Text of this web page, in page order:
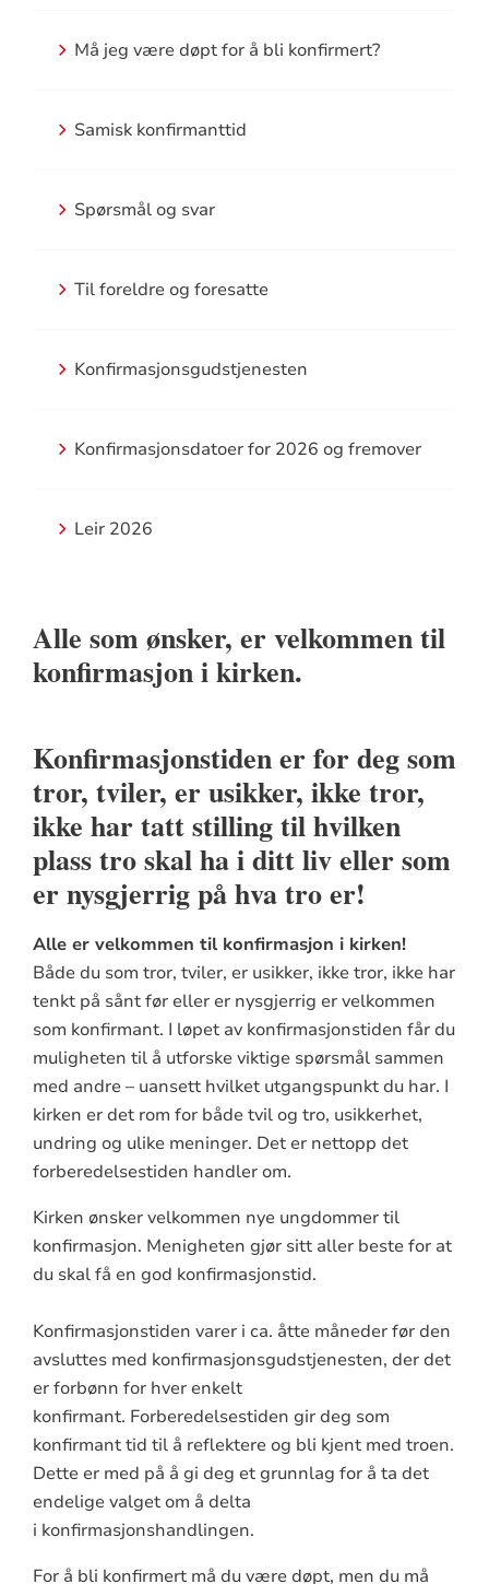
Må jeg være døpt for å bli konfirmert?
Samisk konfirmanttid
Spørsmål og svar
Til foreldre og foresatte
Konfirmasjonsgudstjenesten
Konfirmasjonsdatoer for 2026 og fremover
Leir 2026
Alle som ønsker, er velkommen til
konfirmasjon i kirken.
Konfirmasjonstiden er for deg som
tror, tviler, er usikker, ikke tror,
ikke har tatt stilling til hvilken
plass tro skal ha i ditt liv eller som
er nysgjerrig på hva tro er!
Alle er velkommen til konfirmasjon i kirken!
Både du som tror, tviler, er usikker, ikke tror, ikke har
tenkt på sånt før eller er nysgjerrig er velkommen
som konfirmant. I løpet avkonfirmasjonstiden får du
muligheten til å utforske viktige spørsmål sammen
med andre – uansett hvilket utgangspunkt du har. I
kirken er det rom for både tvil og tro, usikkerhet,
undring og ulike meninger. Det er nettopp det
forberedelsestiden handler om.
Kirken ønsker velkommen nye ungdommer til
konfirmasjon. Menigheten gjør sitt aller beste for at
du skal få en god konfirmasjonstid.
Konfirmasjonstiden varer i ca. åtte månederfør den
avsluttes med konfirmasjonsgudstjenesten, der det
er forbønn for hver enkelt
konfirmant. Forberedelsestiden gir deg som
konfirmant tid til å reflektere og bli kjent med troen.
Dette er med på å gi deg et grunnlag for å ta det
endelige valget om å delta
i konfirmasjonshandlingen.
For å bli konfirmert må du være døpt, men du må